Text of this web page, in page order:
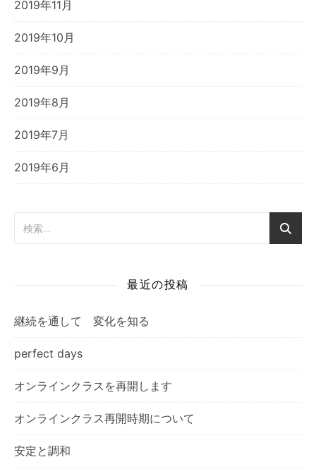
2019年11月
2019年10月
2019年9月
2019年8月
2019年7月
2019年6月
最近の投稿
継続を通して 変化を知る
perfect days
オンラインクラスを再開します
オンラインクラス再開時期について
安定と調和